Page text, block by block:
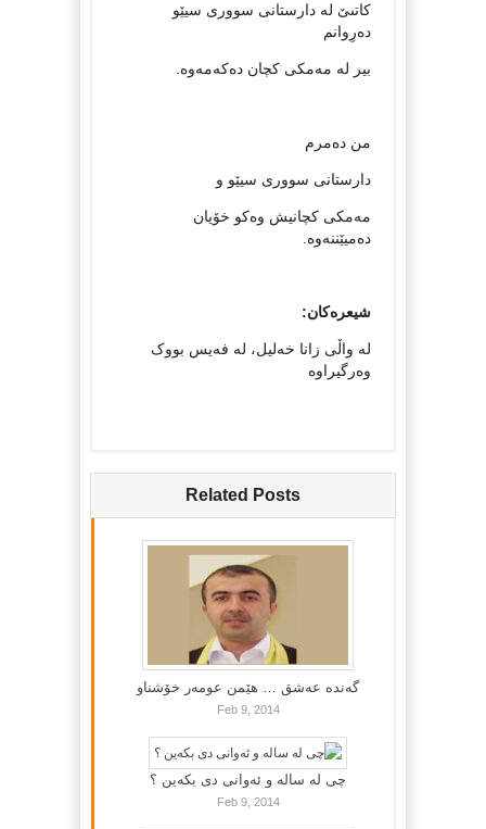
كاتىێ له‌ دارستانى سوورى سيێو
ده‌رِوانم
بير له‌ مه‌مكى كچان ده‌كه‌مه‌وه.‌
من ده‌مرم
دارستانى سوورى سيێو و
مه‌مكى كچانيش وه‌كو خۆيان
ده‌ميێننه‌وه‌.
شیعره‌كان:
له‌ واڵی زانا خه‌لیل، له‌ فه‌یس بووک
وه‌رگیراوه‌
Related Posts
گه‌نده‌ عه‌شق … هێمن عومه‌ر خۆشناو
Feb 9, 2014
چی لە سالە و ئەوانی دی بكەین ؟
Feb 9, 2014